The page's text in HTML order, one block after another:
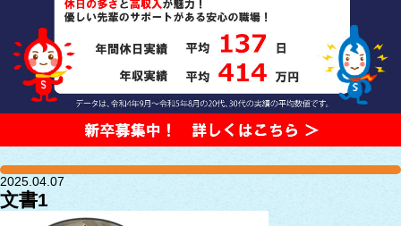
2025.04.07
文書1